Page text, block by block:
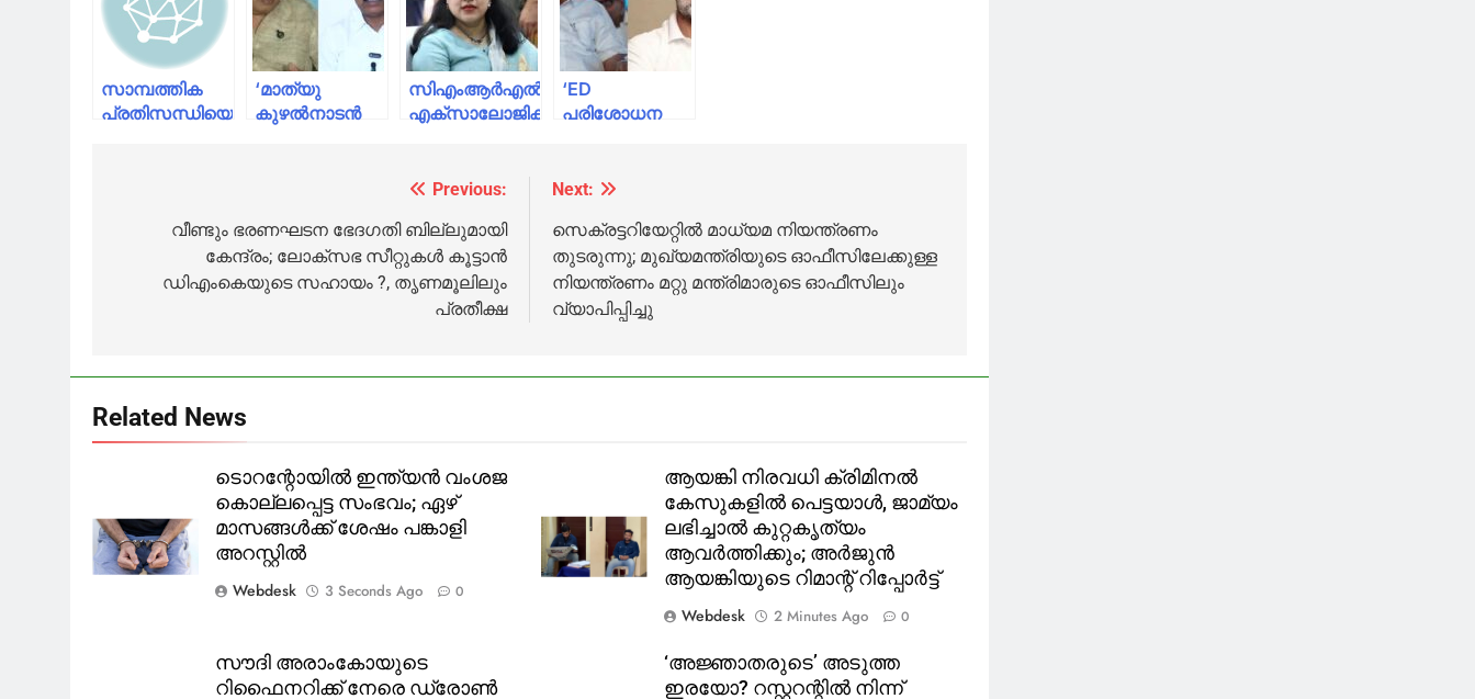
സാമ്പത്തിക
പ്രതിസന്ധിയെന്ന്
ആനുകൂല്യങ്ങള്‍ക്ക്
മേല്‍ കൈവച്ചു,
ആ ഖ്യാതി ഈ
മാത്യു
കുഴല്‍നാടന്‍
‘മാത്യു
കുഴല്‍നാടന്‍
എഐയുടെ
കാലമല്ലേ’:
ആരോപണങ്ങള്‍
സിഎംആര്‍എല്‍-
എക്‌സാലോജിക്
വീണ; സമന്‍സ്
‘ED
പരിശോധന
മനസംതൃപ്തിയുണ്ടാകും,
രാഹുല്‍
ഗാന്ധിക്ക്’:
പിണറായി
വിജയന്‍
navigation
Previous:
വീണ്ടും ഭരണഘടന ഭേദഗതി ബില്ലുമായി
കേന്ദ്രം; ലോക്സഭ സീറ്റുകൾ കൂട്ടാൻ
ഡിഎംകെയുടെ സഹായം ?, തൃണമൂലിലും
പ്രതീക്ഷ
Next:
സെക്രട്ടറിയേറ്റിൽ മാധ്യമ നിയന്ത്രണം
തുടരുന്നു; മുഖ്യമന്ത്രിയുടെ ഓഫീസിലേക്കുള്ള
നിയന്ത്രണം മറ്റു മന്ത്രിമാരുടെ ഓഫീസിലും
വ്യാപിപ്പിച്ചു
Related News
ടൊറന്റോയിൽ ഇന്ത്യന്‍ വംശജ
കൊല്ലപ്പെട്ട സംഭവം; ഏഴ്
മാസങ്ങൾക്ക് ശേഷം പങ്കാളി
അറസ്റ്റിൽ
Webdesk
3 Seconds Ago 0
ആയങ്കി നിരവധി ക്രിമിനൽ
കേസുകളിൽ പെട്ടയാൾ, ജാമ്യം
ലഭിച്ചാൽ കുറ്റകൃത്യം
ആവർത്തിക്കും; അർജുൻ
ആയങ്കിയുടെ റിമാന്റ് റിപ്പോർട്ട്
Webdesk
2 Minutes Ago 0
സൗദി അരാംകോയുടെ
റിഫൈനറിക്ക് നേരെ ഡ്രോൺ
‘അജ്ഞാതരുടെ’ അടുത്ത
ഇരയോ? റസ്റ്ററന്റിൽ നിന്ന്